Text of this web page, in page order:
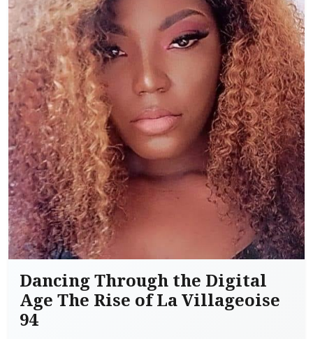
Dancing Through the Digital
Age The Rise of La Villageoise
94